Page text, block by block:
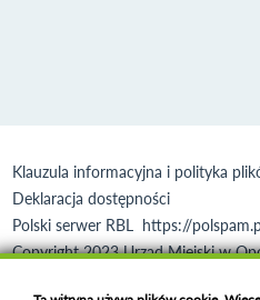
Klauzula informacyjna i polityka
Deklaracja dostępności
Polski serwer RBL https://
Copyright 2023 Urząd Miejski w